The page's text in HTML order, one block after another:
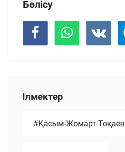
Бөлісу
Ілмектер
#Қасым-Жомарт Тоқаев